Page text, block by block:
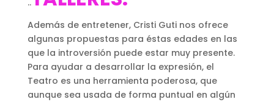
..
Además de entretener, Cristi Guti nos ofrece
algunas propuestas para éstas edades en las
que la introversión puede estar muy presente.
Para ayudar a desarrollar la expresión, el
Teatro es una herramienta poderosa, que
aunque sea usada de forma puntual en algún